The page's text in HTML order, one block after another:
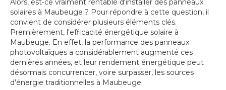
Alors, est-ce vraiment rentable d'installer des panneaux
solaires à Maubeuge ? Pour répondre à cette question, il
convient de considérer plusieurs éléments clés.
Premièrement, l'efficacité énergétique solaire à
Maubeuge. En effet, la performance des panneaux
photovoltaïques a considérablement augmenté ces
dernières années, et leur rendement énergétique peut
désormais concurrencer, voire surpasser, les sources
d'énergie traditionnelles à Maubeuge.